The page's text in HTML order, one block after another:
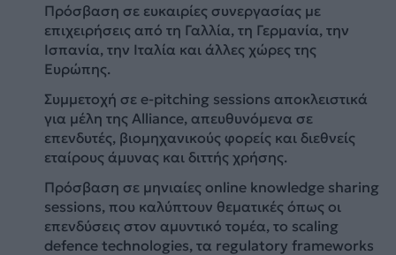
Πρόσβαση σε ευκαιρίες συνεργασίας με
επιχειρήσεις από τη Γαλλία, τη Γερμανία, την
Ισπανία, την Ιταλία και άλλες χώρες της
Ευρώπης.
Συμμετοχή σε e-pitching sessions αποκλειστικά
για μέλη της Alliance, απευθυνόμενα σε
επενδυτές, βιομηχανικούς φορείς και διεθνείς
εταίρους άμυνας και διττής χρήσης.
Πρόσβαση σε μηνιαίες online knowledge sharing
sessions, που καλύπτουν θεματικές όπως οι
επενδύσεις στον αμυντικό τομέα, το scaling
defence technologies, τα regulatory frameworks